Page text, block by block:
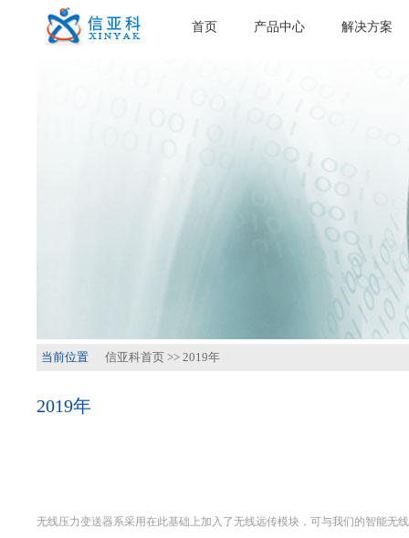
首页 产品中心 解决方案
当前位置 信亚科首页 >> 2019年
2019年
无线压力变送器系采用在此基础上加入了无线远传模块，可与我们的智能无